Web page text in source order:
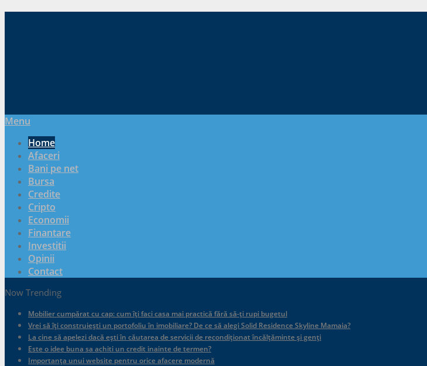
Menu
Home
Afaceri
Bani pe net
Bursa
Credite
Cripto
Economii
Finantare
Investitii
Opinii
Contact
Now Trending
Mobilier cumpărat cu cap: cum îți faci casa mai practică fără să-ți rupi bugetul
Vrei să îți construiești un portofoliu în imobiliare? De ce să alegi Solid Residence Skyline Mamaia?
La cine să apelezi dacă ești în căutarea de servicii de recondiționat încălțăminte și genți
Este o idee buna sa achiti un credit inainte de termen?
Importanța unui website pentru orice afacere modernă